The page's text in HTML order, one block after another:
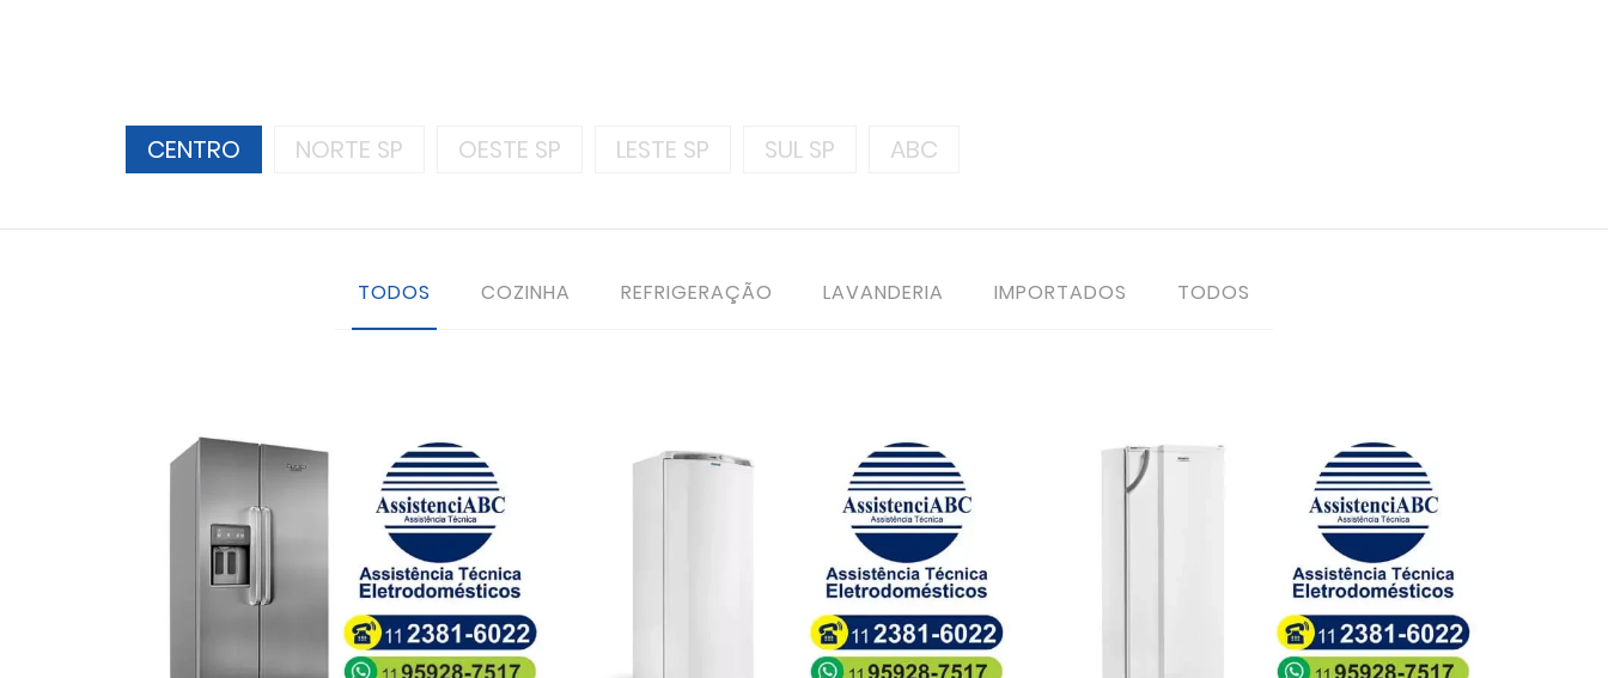
CENTRO NORTE SP OESTE SP LESTE SP SUL SP ABC
TODOS COZINHA REFRIGERAÇÃO LAVANDERIA IMPORTADOS TODOS